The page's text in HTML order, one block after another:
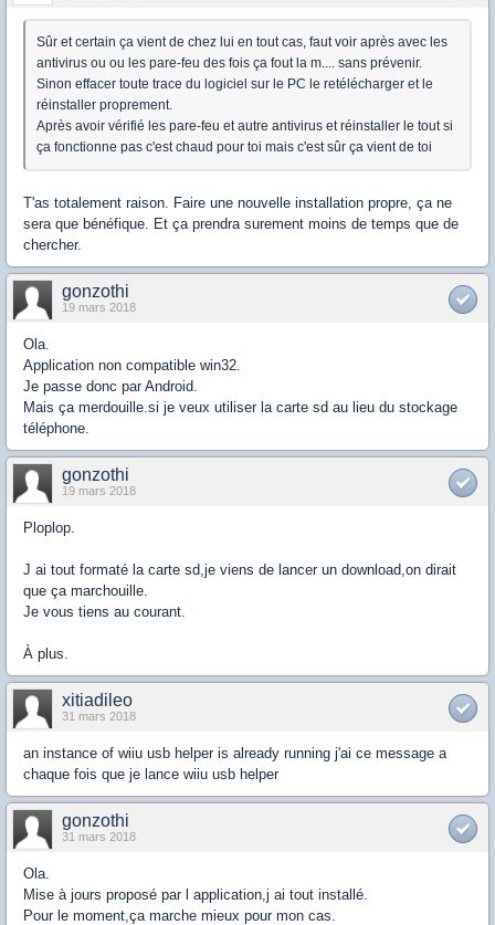
Sûr et certain ça vient de chez lui en tout cas, faut voir après avec les
antivirus ou ou les pare-feu des fois ça fout la m.... sans prévenir.
Sinon effacer toute trace du logiciel sur le PC le retélécharger et le
réinstaller proprement.
Après avoir vérifié les pare-feu et autre antivirus et réinstaller le tout si
ça fonctionne pas c'est chaud pour toi mais c'est sûr ça vient de toi
T'as totalement raison. Faire une nouvelle installation propre, ça ne
sera que bénéfique. Et ça prendra surement moins de temps que de
chercher.
gonzothi
19 mars 2018
Ola.
Application non compatible win32.
Je passe donc par Android.
Mais ça merdouille.si je veux utiliser la carte sd au lieu du stockage
téléphone.
gonzothi
19 mars 2018
Ploplop.
J ai tout formaté la carte sd,je viens de lancer un download,on dirait
que ça marchouille.
Je vous tiens au courant.
À plus.
xitiadileo
31 mars 2018
an instance of wiiu usb helper is already running j'ai ce message a
chaque fois que je lance wiiu usb helper
gonzothi
31 mars 2018
Ola.
Mise à jours proposé par l application,j ai tout installé.
Pour le moment,ça marche mieux pour mon cas.